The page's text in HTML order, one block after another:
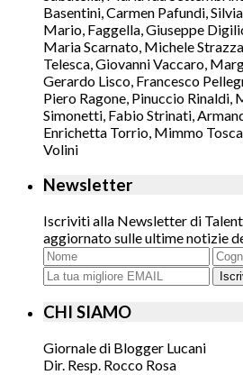
Basentini, Carmen Pafundi,
Mario, Faggella, Giuseppe
Maria Scarnato, Michele
Telesca, Giovanni Vaccaro,
Gerardo Lisco, Francesco
Piero Ragone, Pinuccio Rinaldi,
Simonetti, Fabio Strinati,
Enrichetta Torrio, Mimmo
Volini
Newsletter
Iscriviti alla Newsletter di
aggiornato sulle ultime notizie
CHI SIAMO
Giornale di Blogger Lucani
Dir. Resp. Rocco Rosa